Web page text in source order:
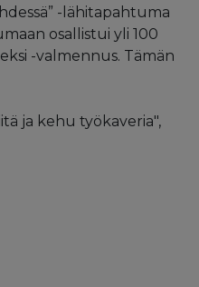
-lähitapahtuma
osallistui yli 100
-valmennus. Tämän
ja kehu työkaveria",